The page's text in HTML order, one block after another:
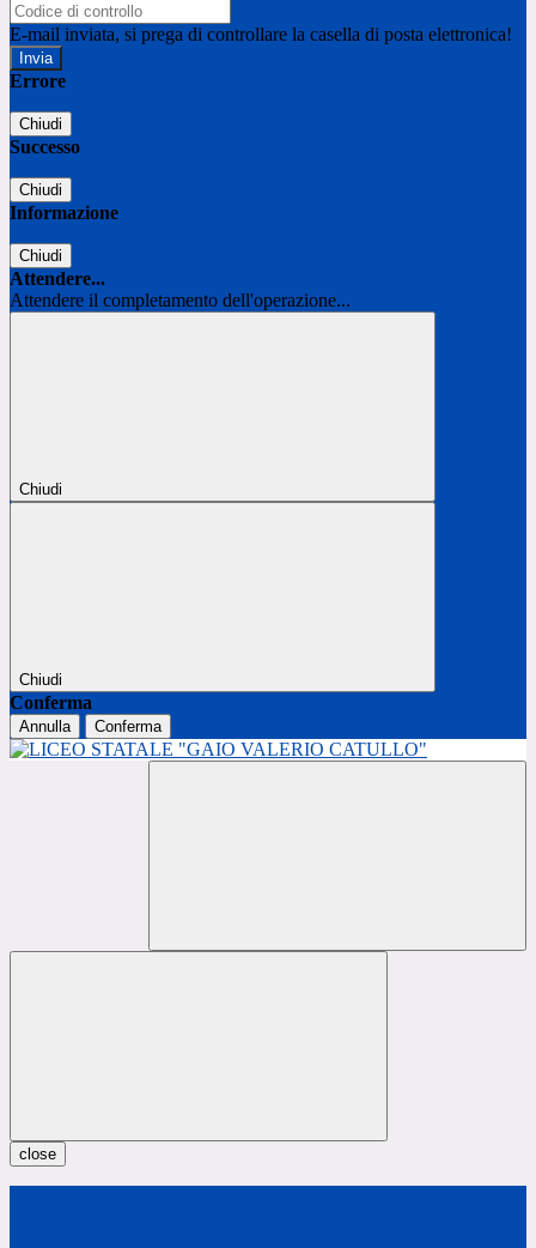
E-mail inviata, si prega di controllare la casella di posta elettronica!
Errore
Chiudi
Successo
Chiudi
Informazione
Chiudi
Attendere...
Attendere il completamento dell'operazione...
Chiudi
Chiudi
Conferma
Annulla Conferma
close